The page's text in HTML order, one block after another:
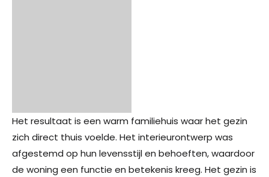
Het resultaat is een warm familiehuis waar het gezin
zich direct thuis voelde. Het interieurontwerp was
afgestemd op hun levensstijl en behoeften, waardoor
de woning een functie en betekenis kreeg. Het gezin is